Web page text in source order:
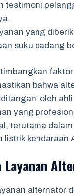
testimoni
yang
suku cadang
bahwa
oleh
yang
terutama
listrik kendaraan
alternator